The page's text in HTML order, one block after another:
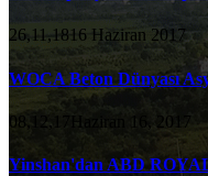
26,11,1816 Haziran 2017
WOCA Beton Dünyası
08,12,17Haziran 16, 2017
Yinshan'dan ABD